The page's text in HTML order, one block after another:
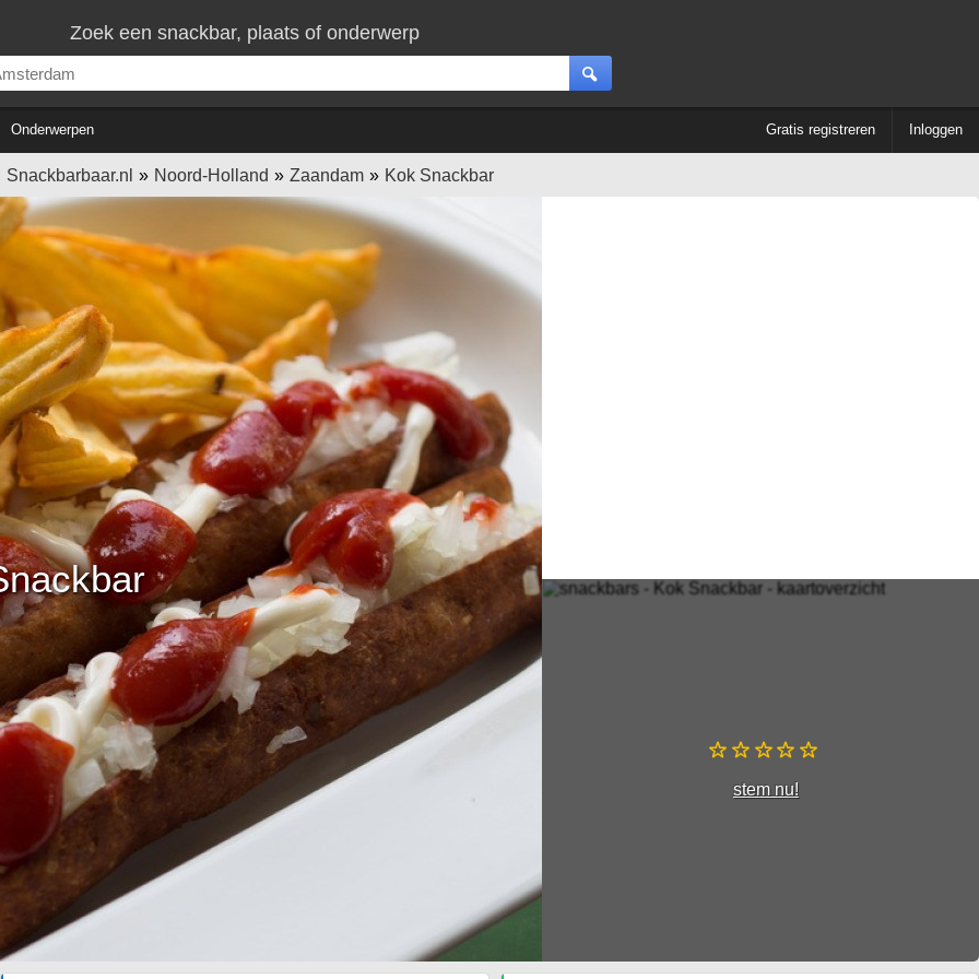
Zoek een snackbar, plaats of onderwerp
Onderwerpen Gratis registreren Inloggen
Snackbarbaar.nl Noord-Holland Zaandam Kok Snackbar
stem nu!